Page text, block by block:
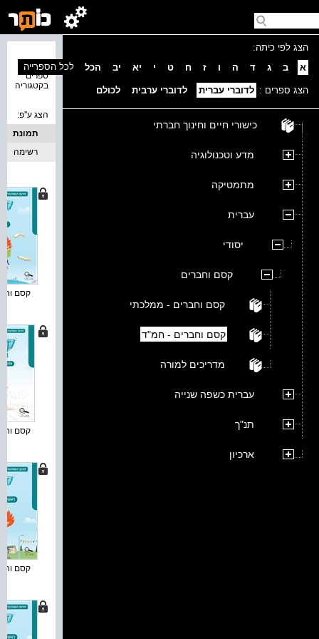
הצג לפי כיתה:
א
ב ג ד ה ו ז ח ט י יא יב הכל
הצג ספרים : לדוברי עברית לדוברי ערבית לכולם
כישורי חיים וחינוך חברתי
מדע וטכנולוגיה
מתמטיקה
עברית
יסודי
קסם וחברים
קסם וחברים - ממלכתי
קסם וחברים - חמ"ד
מדריכים למורה
עברית כשפה שנייה
תנ"ך
ארכיון
ספרים
בקטגוריה
לכל הספרייה
הצג ע''פ:
תמונת
כריכה
רשימה
קסם
קסם
קסם